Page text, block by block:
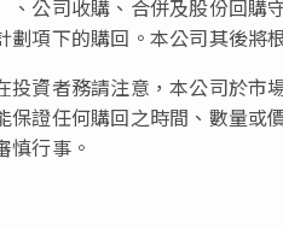
、公司收購、合併及股份回購
劃項下的購回。本公司其後將
投資者務請注意，本公司於市
保證任何購回之時間、數量或
慎行事。